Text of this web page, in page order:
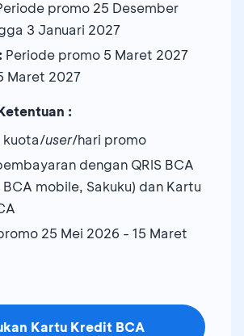
promo 25 Desember
3 Januari 2027
Periode promo 5 Maret 2027
Maret 2027
:
kuota/user/hari promo
dengan QRIS BCA
mobile, Sakuku) dan Kartu
25 Mei 2026 - 15 Maret
Kartu Kredit BCA